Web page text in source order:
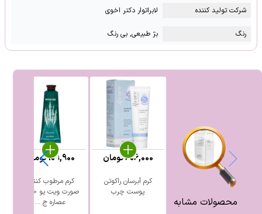
شرکت تولید کننده لابراتوار دکتر اخوی
رنگ بژ طبیعی, بی رنگ
محصولات مشابه
کرم آبرسان راکوتن
پوست چرب
606,000تومان
کرم مرطوب کننده
صورت ویت یو حاوی
عصاره ج ...
109,900تومان